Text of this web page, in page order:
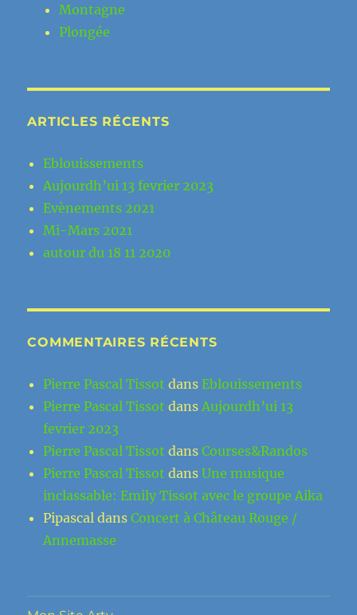
Montagne
Plongée
ARTICLES RÉCENTS
Eblouissements
Aujourdh’ui 13 fevrier 2023
Evènements 2021
Mi-Mars 2021
autour du 18 11 2020
COMMENTAIRES RÉCENTS
Pierre Pascal Tissot dansEblouissements
Pierre Pascal Tissot dans Aujourdh’ui 13
fevrier 2023
Pierre Pascal Tissot dansCourses&Randos
Pierre Pascal Tissot dansUne musique
inclassable: Emily Tissot avec le groupe Aika
Pipascal dansConcert à Château Rouge /
Annemasse